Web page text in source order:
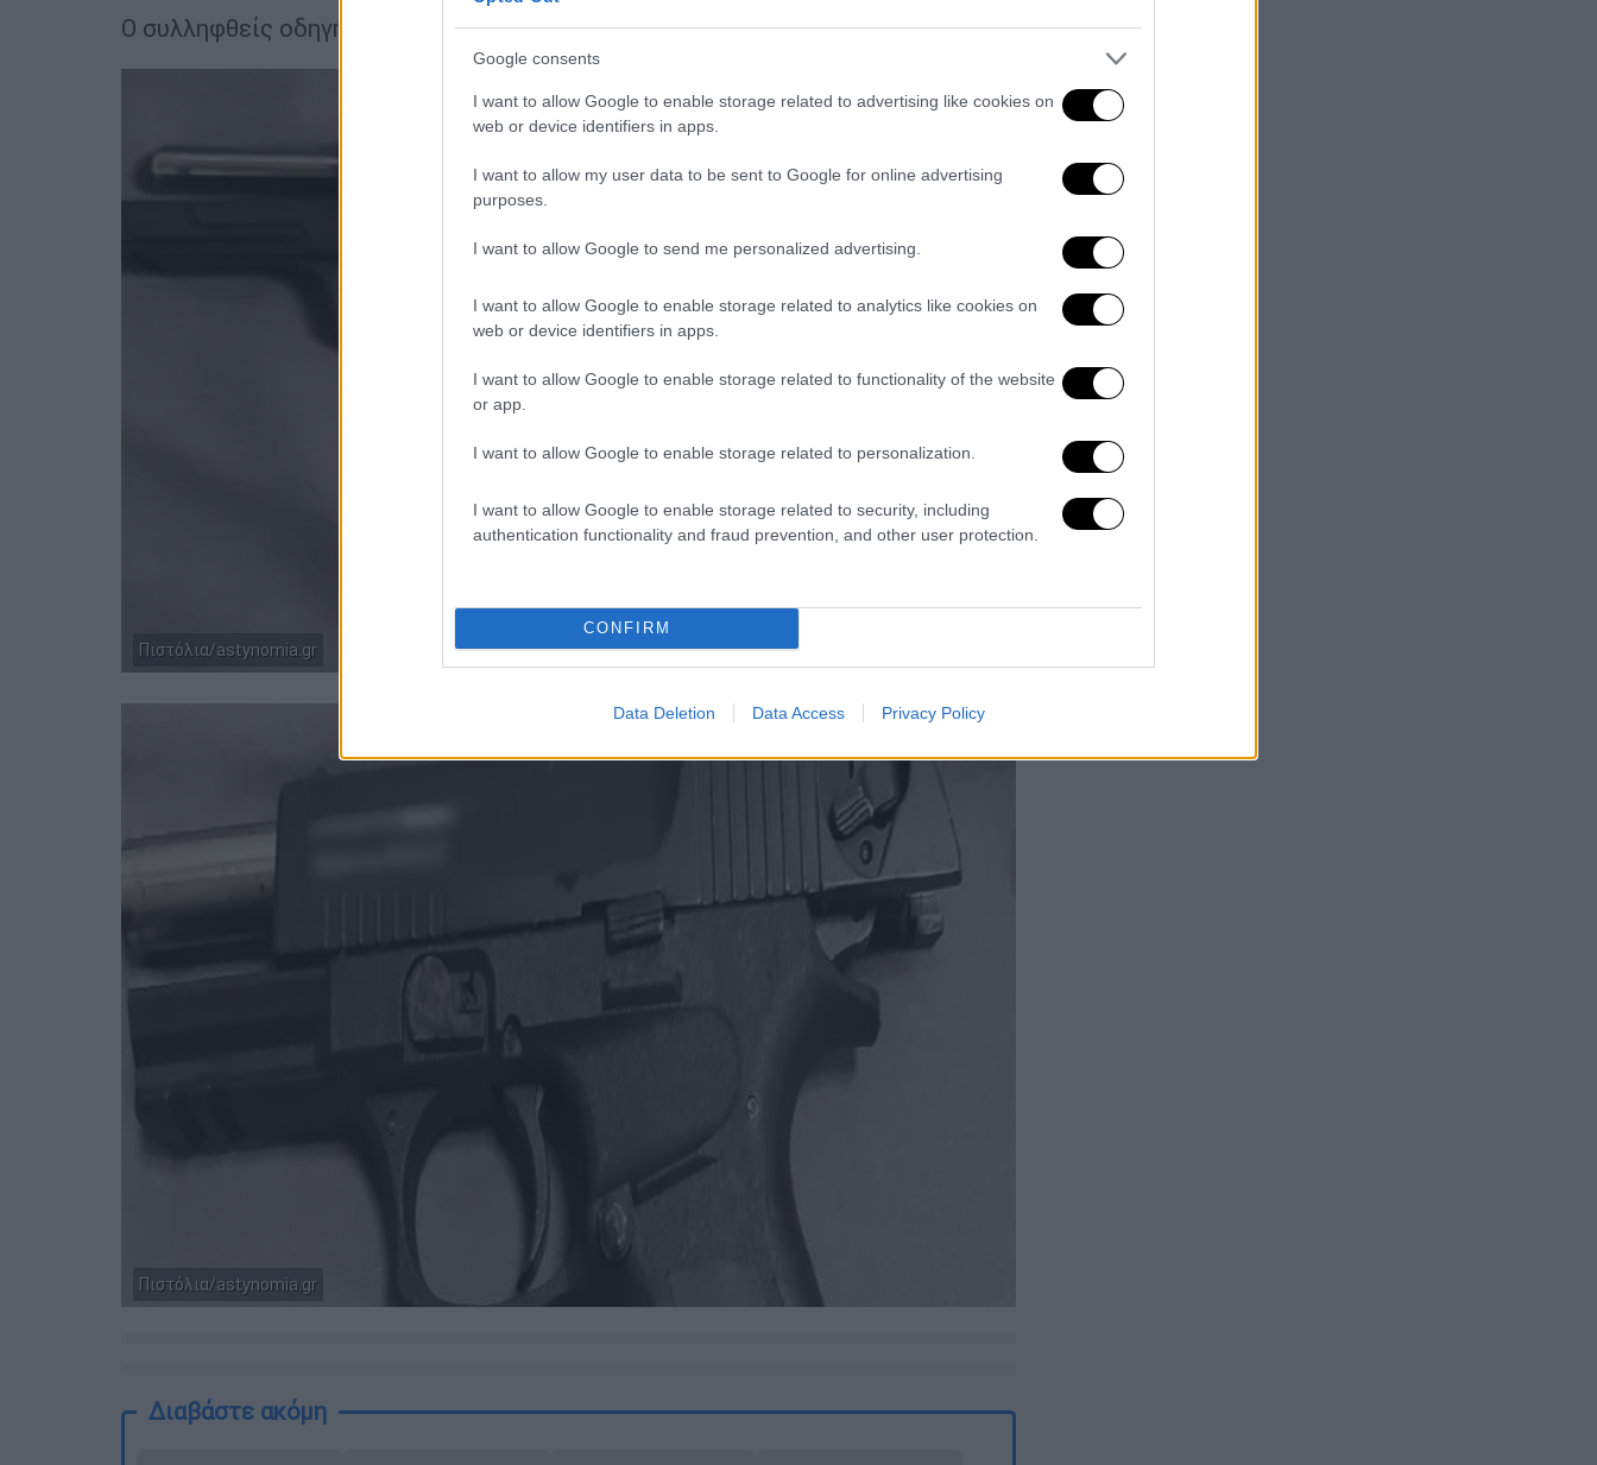
Google consents
I want to allow Google to enable storage related to advertising like cookies on
web or device identifiers in apps.
I want to allow my user data to be sent to Google for online advertising
purposes.
I want to allow Google to send me personalized advertising.
I want to allow Google to enable storage related to analytics like cookies on
web or device identifiers in apps.
I want to allow Google to enable storage related to functionality of the website
or app.
I want to allow Google to enable storage related to personalization.
I want to allow Google to enable storage related to security, including
authentication functionality and fraud prevention, and other user protection.
CONFIRM
Data Deletion Data Access Privacy Policy
Ο συλληφθείς οδηγήθηκε στον αρμόδιο Εισαγγελέα.
Πιστόλια/astynomia.gr
Πιστόλια/astynomia.gr
Διαβάστε ακόμη